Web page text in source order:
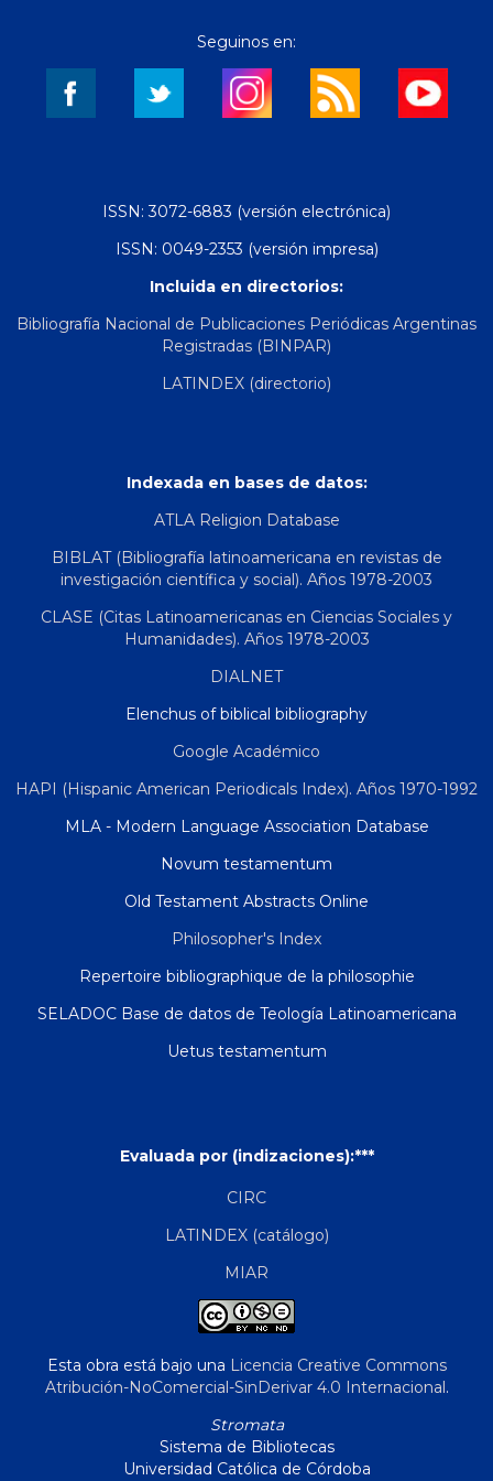
Seguinos en:
ISSN: 3072-6883 (versión electrónica)
ISSN: 0049-2353 (versión impresa)
Incluida en directorios:
Bibliografía Nacional de Publicaciones Periódicas Argentinas
Registradas (BINPAR)
LATINDEX (directorio)
Indexada en bases de datos:
ATLA Religion Database
BIBLAT (Bibliografía latinoamericana en revistas de
investigación científica y social). Años 1978-2003
CLASE (Citas Latinoamericanas en Ciencias Sociales y
Humanidades). Años 1978-2003
DIALNET
Elenchus of biblical bibliography
Google Académico
HAPI (Hispanic American Periodicals Index). Años 1970-1992
MLA - Modern Language Association Database
Novum testamentum
Old Testament Abstracts Online
Philosopher's Index
Repertoire bibliographique de la philosophie
SELADOC Base de datos de Teología Latinoamericana
Uetus testamentum
Evaluada por (indizaciones):***
CIRC
LATINDEX (catálogo)
MIAR
Esta obra está bajo una Licencia Creative Commons
Atribución-NoComercial-SinDerivar 4.0 Internacional.
Stromata
Sistema de Bibliotecas
Universidad Católica de Córdoba